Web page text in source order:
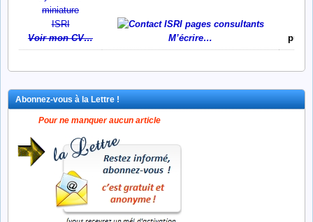
Voir mon CV… M’écrire…
Abonnez-vous à la Lettre !
Pour ne manquer aucun article